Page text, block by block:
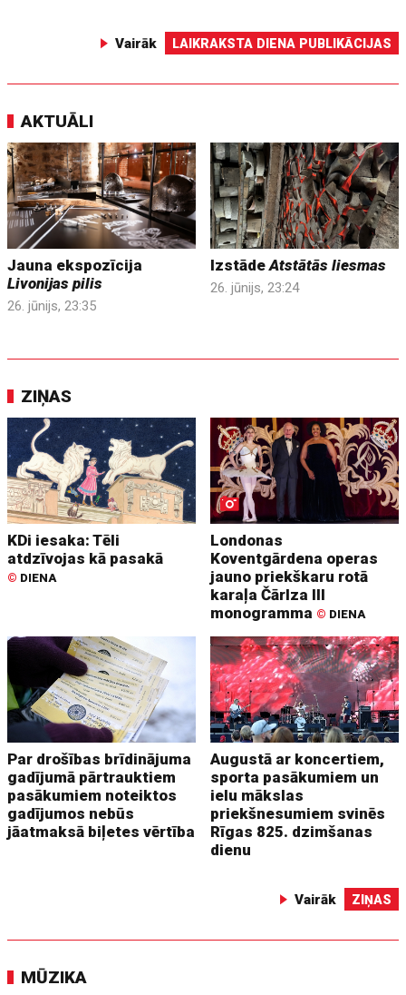
Vairāk LAIKRAKSTA DIENA PUBLIKĀCIJAS
AKTUĀLI
Jauna ekspozīcija
Livonijas pilis
26. jūnijs, 23:35
IzstādeAtstātās liesmas
26. jūnijs, 23:24
ZIŅAS
KDi iesaka: Tēli
atdzīvojas kā pasakā
© DIENA
Londonas
Koventgārdena operas
jauno priekškaru rotā
karaļa Čārlza III
monogramma © DIENA
Par drošības brīdinājuma
gadījumā pārtrauktiem
pasākumiem noteiktos
gadījumos nebūs
jāatmaksā biļetes vērtība
Augustā ar koncertiem,
sporta pasākumiem un
ielu mākslas
priekšnesumiem svinēs
Rīgas 825. dzimšanas
dienu
Vairāk ZIŅAS
MŪZIKA